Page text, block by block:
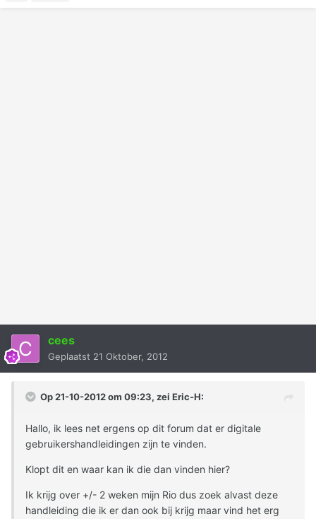
cees
Geplaatst 21 Oktober, 2012
Op 21-10-2012 om 09:23, zei Eric-H:
Hallo, ik lees net ergens op dit forum dat er digitale
gebruikershandleidingen zijn te vinden.
Klopt dit en waar kan ik die dan vinden hier?
Ik krijg over +/- 2 weken mijn Rio dus zoek alvast deze
handleiding die ik er dan ook bij krijg maar vind het erg